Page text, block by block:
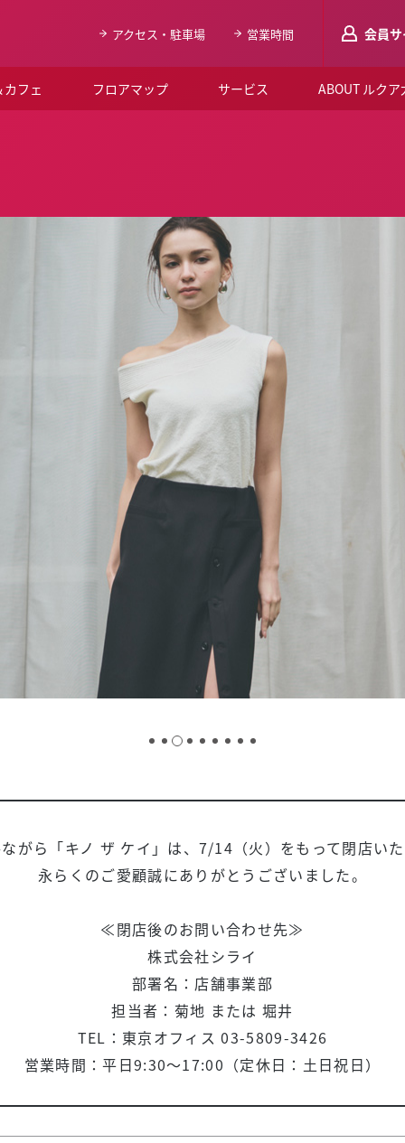
アクセス・駐車場 営業時間 会員
フェ フロアマップ サービス ABOUT ルクア
LUCUAブライダルクラブ
ルクア大阪イベントホール
スタッフ募集（長期で働
スタッフ募集（スポット
がら「キノ ザ ケイ」は、7/14（火）をもって閉店いた
永らくのご愛顧誠にありがとうございました。
≪閉店後のお問い合わせ先≫
株式会社シライ
部署名：店舗事業部
担当者：菊地 または 堀井
TEL：東京オフィス 03-5809-3426
営業時間：平日9:30～17:00（定休日：土日祝日）